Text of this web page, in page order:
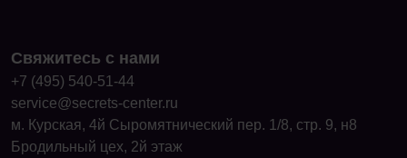
Свяжитесь с нами
+7 (495) 540-51-44
service@secrets-center.ru
м. Курская, 4й Сыромятнический пер. 1/8, стр. 9, н8
Бродильный цех, 2й этаж